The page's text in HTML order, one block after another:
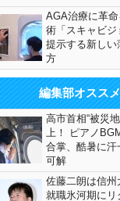
AGA治療に革
術「スキャビ
提示する新しい
方
編集部オススメ
高市首相“被災
上！ ピアノ
合掌、酷暑に汗
可解
佐藤二朗は信州
就職氷河期にリ